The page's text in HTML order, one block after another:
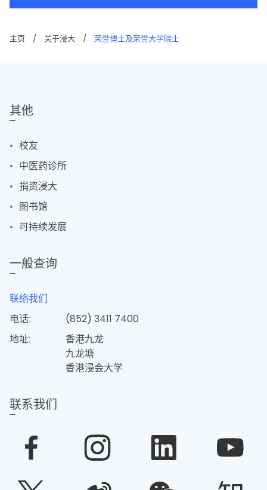
主页 / 关于浸大 / 荣誉博士及荣誉大学院士
其他
校友
中医药诊所
捐资浸大
图书馆
可持续发展
一般查询
联络我们
电话:
(852) 3411 7400
地址:
香港九龙
九龙塘
香港浸会大学
联系我们